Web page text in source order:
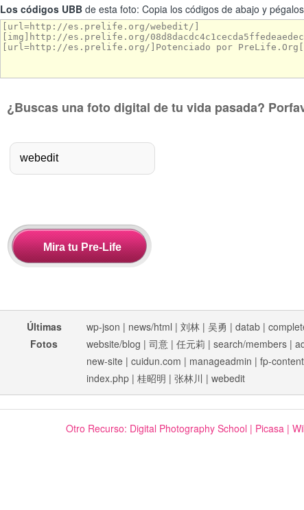
Los códigos UBBde esta foto: Copia los códigos de abajo y
¿Buscas una foto digital de tu vida pasada?
Últimas
Fotos
wp-json | news/html | 刘林 | 吴勇 | datab |
website/blog | 司意 | 任元莉 | search/members |
new-site | cuidun.com | manageadmin | fp-content
index.php | 桂昭明 | 张林川 | webedit
Otro Recurso: Digital Photography School | Picasa|